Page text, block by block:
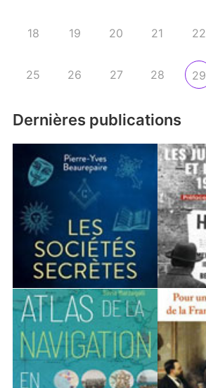
18 19 20 21 22
25 26 27 28 29
Dernières publications